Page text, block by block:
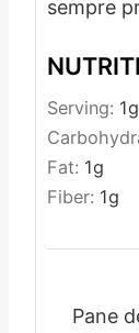
sempre
Serving: 1g
Fat: 1g
Fiber: 1g
Pane